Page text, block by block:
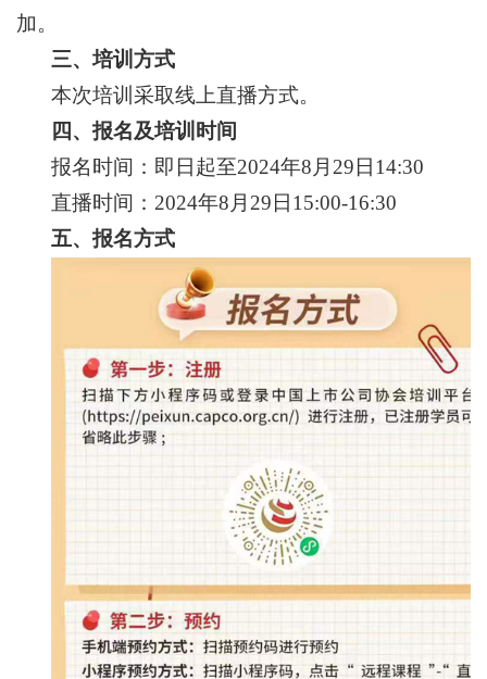
加。
三、培训方式
本次培训采取线上直播方式。
四、报名及培训时间
报名时间：即日起至2024年8月29日14:30
直播时间：2024年8月29日15:00-16:30
五、报名方式